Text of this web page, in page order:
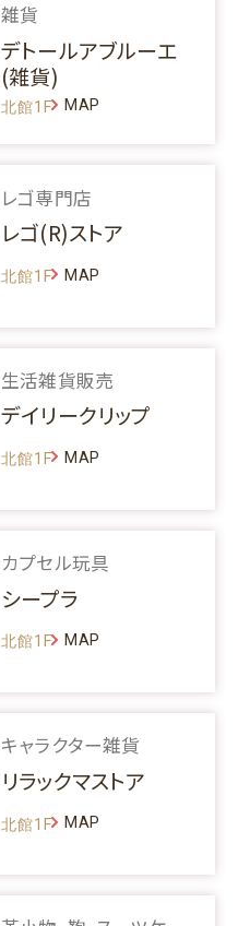
雑貨
デトールアブルーエ
(雑貨)
北館1F MAP
レゴ専門店
レゴ(R)ストア
北館1F MAP
生活雑貨販売
デイリークリップ
北館1F MAP
カプセル玩具
シープラ
北館1F MAP
キャラクター雑貨
リラックマストア
北館1F MAP